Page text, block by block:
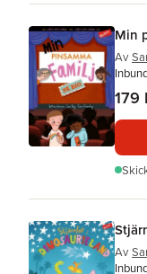
Min
Av
179
Av